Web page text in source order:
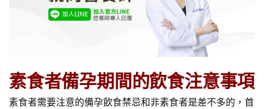
素食者備孕期間的飲食注意事項
素食者需要注意的備孕飲食禁忌和非素食者是差不多的，首